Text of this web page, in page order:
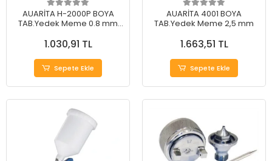
AUARİTA H-2000P BOYA
TAB.Yedek Meme 0.8 mm
1.030,91 TL
Sepete Ekle
AUARİTA 4001 BOYA
TAB.Yedek Meme 2,5 mm
1.663,51 TL
Sepete Ekle